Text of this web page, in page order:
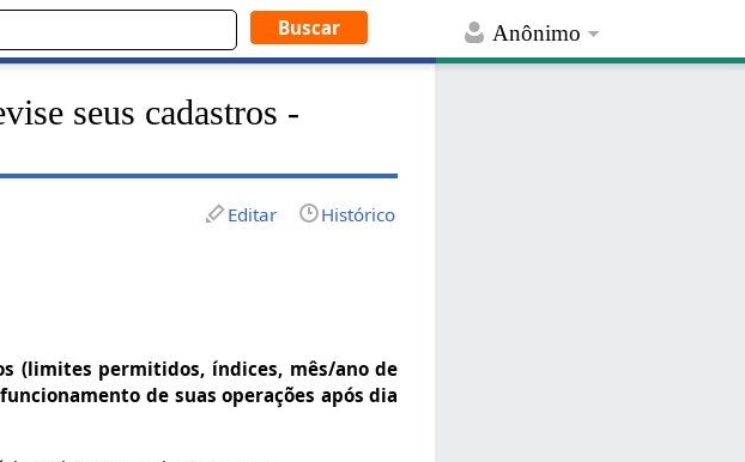
Anônimo
seus cadastros -
Editar Histórico
(limites permitidos, índices, mês/ano de
de suas operações após dia